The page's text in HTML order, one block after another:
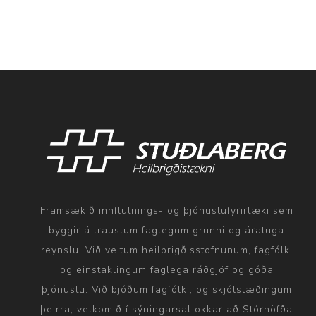
Framsækið innflutnings- og þjónustufyrirtæki sem
byggir á traustum faglegum grunni og áratuga
reynslu. Við veitum heilbrigðisstofnunum, fagfólki
og einstaklingum faglega ráðgjöf og góða
þjónustu. Við bjóðum fagfólki, og skjólstæðingum
þeirra, velkomið í sýningarsal okkar að Stórhöfða